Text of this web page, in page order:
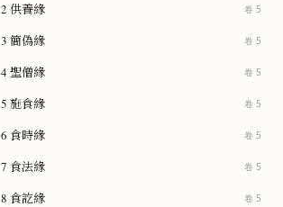
2 供養緣 卷 5
3 簡偽緣 卷 5
4 聖僧緣 卷 5
5 施食緣 卷 5
6 食時緣 卷 5
7 食法緣 卷 5
8 食訖緣 卷 5